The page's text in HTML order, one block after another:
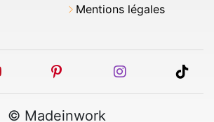
Mentions légales
youtube pinterest instagram
© Madeinwork